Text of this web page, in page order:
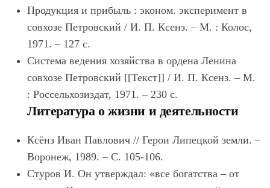
Продукция и прибыль : эконом. эксперимент в
совхозе Петровский / И. П. Ксенз. – М. : Колос,
1971. – 127 с.
Система ведения хозяйства в ордена Ленина
совхозе Петровский [[Текст]] / И. П. Ксенз. – М.
: Россельхозиздат, 1971. – 230 с.
Литература о жизни и деятельности
Ксёнз Иван Павлович // Герои Липецкой земли. –
Воронеж, 1989. – С. 105-106.
Стуров И. Он утверждал: «все богатства – от